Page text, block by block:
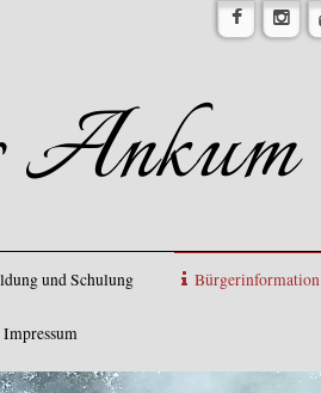
Ankum
und Schulung Bürgerinformation
Impressum